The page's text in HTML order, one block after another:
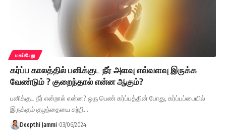
மகப்பேறு
கர்ப்ப காலத்தில் பனிக்குட நீர் அளவு எவ்வளவு இருக்க
வேண்டும் ? குறைந்தால் என்ன ஆகும்?
பனிக்குட நீர் என்றால் என்ன? ஒரு பெண் கர்ப்பத்தின் போது, கர்ப்பப்பையில்
இருக்கும் குழந்தையை சுற்றி…
Deepthi Jammi 03/06/2024